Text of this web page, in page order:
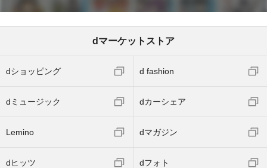
dマーケットストア
dショッピング d fashion
dミュージック dカーシェア
Lemino dマガジン
dヒッツ dフォト